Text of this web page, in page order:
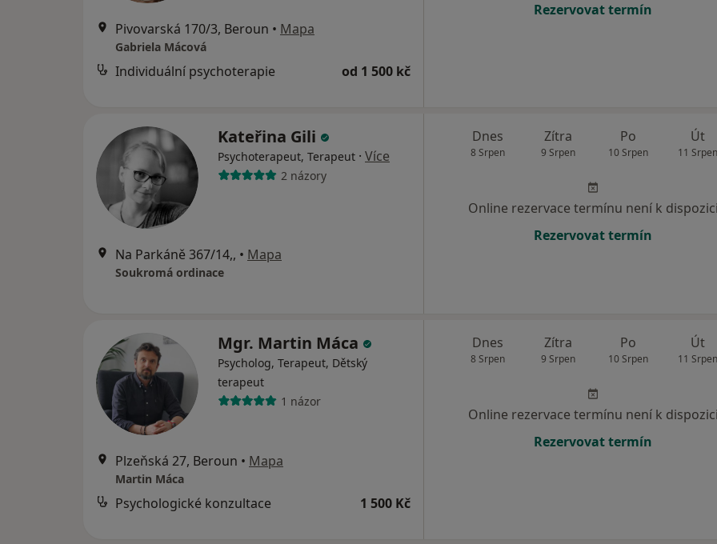
Pivovarská 170/3, Beroun • Mapa
Gabriela Mácová
Individuální psychoterapie od 1 500 kč
Rezervovat termín
Kateřina Gili
Psychoterapeut, Terapeut · Více
2 názory
Na Parkáně 367/14,, • Mapa
Soukromá ordinace
Dnes
8 Srpen
Zítra
9 Srpen
Po
10 Srpen
Út
11 Srpen
Online rezervace termínu není k dispozici
Rezervovat termín
Mgr. Martin Máca
Psycholog, Terapeut, Dětský
terapeut
1 názor
Plzeňská 27, Beroun • Mapa
Martin Máca
Psychologické konzultace 1 500 Kč
Dnes
8 Srpen
Zítra
9 Srpen
Po
10 Srpen
Út
11 Srpen
Online rezervace termínu není k dispozici
Rezervovat termín